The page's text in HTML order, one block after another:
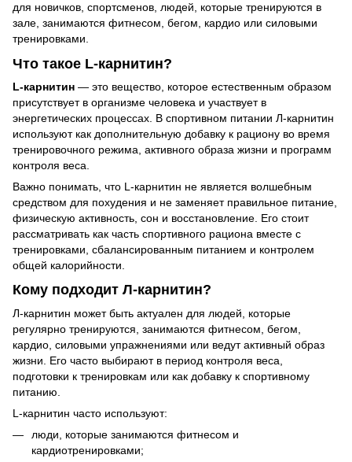
для новичков, спортсменов, людей, которые тренируются в
зале, занимаются фитнесом, бегом, кардио или силовыми
тренировками.
Что такое L-карнитин?
L-карнитин — это вещество, которое естественным образом
присутствует в организме человека и участвует в
энергетических процессах. В спортивном питании Л-карнитин
используют как дополнительную добавку к рациону во время
тренировочного режима, активного образа жизни и программ
контроля веса.
Важно понимать, что L-карнитин не является волшебным
средством для похудения и не заменяет правильное питание,
физическую активность, сон и восстановление. Его стоит
рассматривать как часть спортивного рациона вместе с
тренировками, сбалансированным питанием и контролем
общей калорийности.
Кому подходит Л-карнитин?
Л-карнитин может быть актуален для людей, которые
регулярно тренируются, занимаются фитнесом, бегом,
кардио, силовыми упражнениями или ведут активный образ
жизни. Его часто выбирают в период контроля веса,
подготовки к тренировкам или как добавку к спортивному
питанию.
L-карнитин часто используют:
люди, которые занимаются фитнесом и
кардиотренировками;